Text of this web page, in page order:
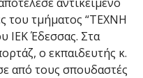
του τμήματος “ΤΕΧΝΗ
ΙΕΚ Έδεσσας. Στα
ο εκπαιδευτής κ.
από τους σπουδαστές